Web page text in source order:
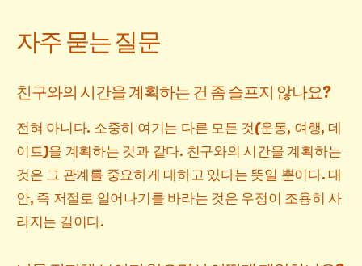
자주 묻는 질문
친구와의 시간을 계획하는 건 좀 슬프지 않나요?
전혀 아니다. 소중히 여기는 다른 모든 것(운동, 여행, 데
이트)을 계획하는 것과 같다. 친구와의 시간을 계획하는
것은 그 관계를 중요하게 대하고 있다는 뜻일 뿐이다. 대
안, 즉 저절로 일어나기를 바라는 것은 우정이 조용히 사
라지는 길이다.